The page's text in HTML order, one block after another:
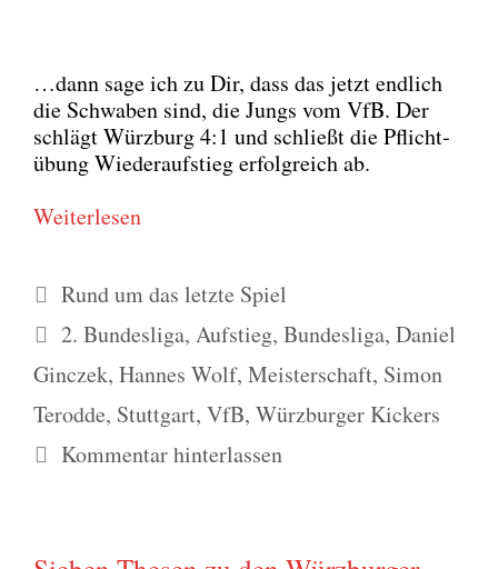
…dann sage ich zu Dir, dass das jetzt end­lich
die Schwa­ben sind, die Jungs vom VfB. Der
schlägt Würz­burg 4:1 und schließt die Pflicht­
übung Wie­der­auf­stieg erfolg­reich ab.
Wei­ter­le­sen
Kategorien
Rund um das letzte Spiel
Schlagwörter
2. Bundesliga, Aufstieg, Bundesliga, Daniel
Ginczek, Hannes Wolf, Meisterschaft, Simon
Terodde, Stuttgart, VfB, Würzburger Kickers
Kommentar hinterlassen